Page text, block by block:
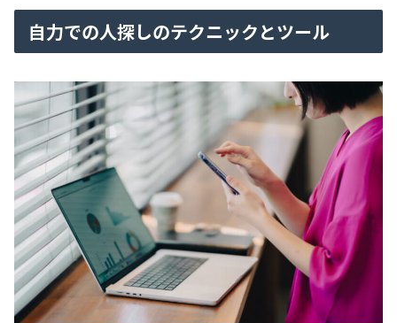
自力での人探しのテクニックとツール